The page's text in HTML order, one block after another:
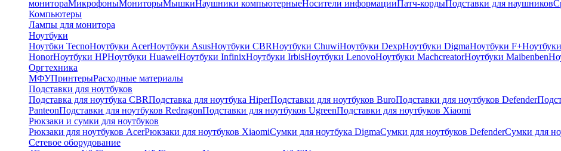
монитораМикрофоныМониторыМышкиНаушники компьютерныеНосители информацииПатч-кордыПодставки для наушников
Компьютеры
Лампы для монитора
Ноутбуки
Ноутбки TecnoНоутбуки AcerНоутбуки AsusНоутбуки CBRНоутбуки ChuwiНоутбуки DexpНоутбуки DigmaНоутбуки F+
HonorНоутбуки HPНоутбуки HuaweiНоутбуки InfinixНоутбуки IrbisНоутбуки LenovoНоутбуки MachcreatorНоутбуки Maibenben
Оргтехника
МФУПринтерыРасходные материалы
Подставки для ноутбуков
Подставка для ноутбука CBRПодставка для ноутбука HiperПодставки для ноутбуков BuroПодставки для ноутбуков Defender
PanteonПодставки для ноутбуков RedragonПодставки для ноутбуков UgreenПодставки для ноутбуков Xiaomi
Рюкзаки и сумки для ноутбуков
Рюкзаки для ноутбуков AcerРюкзаки для ноутбуков XiaomiСумки для ноутбука DigmaСумки для ноутбуков DefenderСумки для
Сетевое оборудование